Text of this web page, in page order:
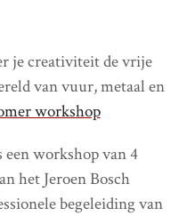
je creativiteit de vrije
van vuur, metaal en
workshop
workshop van 4
het Jeroen Bosch
begeleiding van